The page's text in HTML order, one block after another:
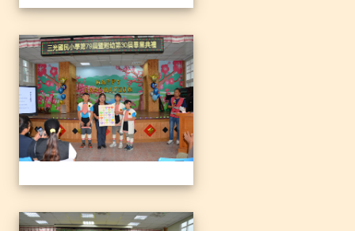
1140612三光國小79屆暨附
1140612三光國小79屆暨附